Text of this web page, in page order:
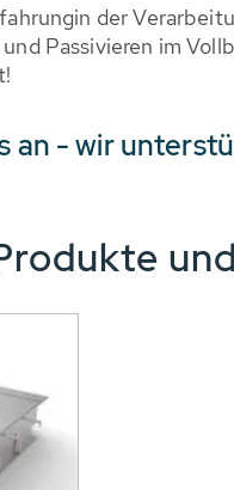
der
Passivieren im
an - wir